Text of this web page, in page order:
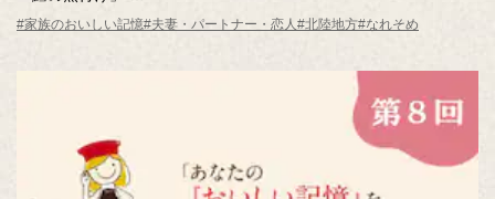
幸平 泰子さん（新潟県）
#家族のおいしい記憶#夫妻・パートナー・恋人 #北陸地方#なれそめ